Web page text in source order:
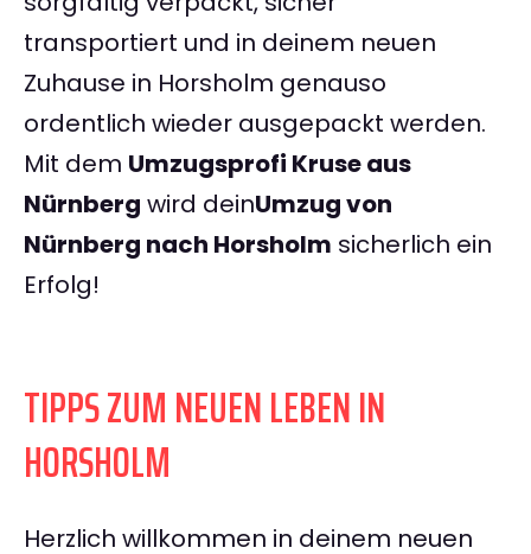
transportiert und in deinem neuen
Zuhause in Horsholm genauso
ordentlich wieder ausgepackt werden.
Mit dem Umzugsprofi Kruse aus
Nürnberg wird deinUmzug von
Nürnberg nach Horsholm sicherlich ein
Erfolg!
TIPPS ZUM NEUEN LEBEN IN
HORSHOLM
Herzlich willkommen in deinem neuen